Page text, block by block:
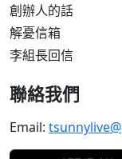
創辦人的話
解憂信箱
李組長回信
聯絡我們
Email: